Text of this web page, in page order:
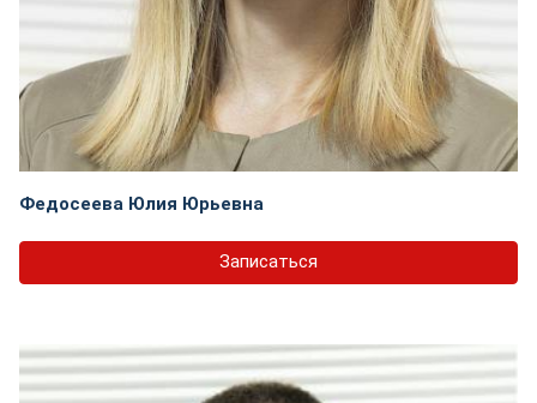
Федосеева Юлия Юрьевна
Записаться